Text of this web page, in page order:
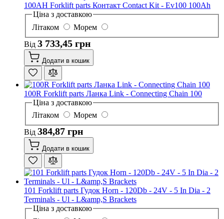
100AH Forklift parts Контакт Contact Kit - Ev100 100Ah
Ціна з доставкою
Літаком
Морем
Від 3 733,45 грн
Додати в кошик
100R Forklift parts Ланка Link - Connecting Chain 100
Ціна з доставкою
Літаком
Морем
Від 384,87 грн
Додати в кошик
101 Forklift parts Гудок Horn - 120Db - 24V - 5 In Dia - 2
Terminals - Ul - L&amp,S Brackets
Ціна з доставкою